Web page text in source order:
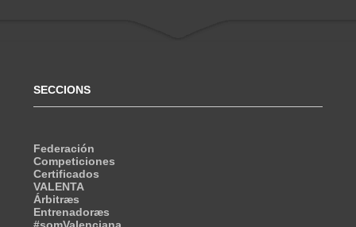
SECCIONS
Federación
Competiciones
Certificados
VALENTA
Árbitræs
Entrenadoræs